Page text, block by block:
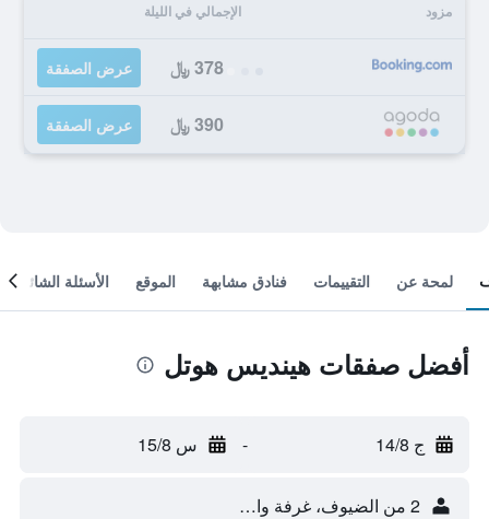
مزود الإجمالي في الليلة
378 ﷼ عرض الصفقة
390 ﷼ عرض الصفقة
لمحة عن التقييمات فنادق مشابهة الموقع الأسئلة الشائعة
أفضل صفقات هينديس هوتل
ج 14/8 - س 15/8
2 من الضيوف، غرفة واحدة